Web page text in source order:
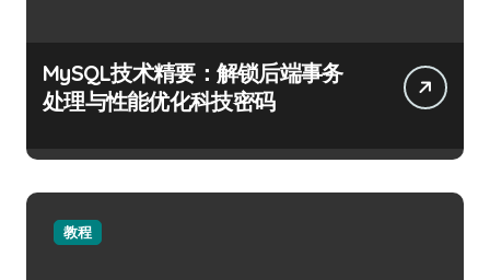
MySQL技术精要：解锁后端事务
处理与性能优化科技密码
教程